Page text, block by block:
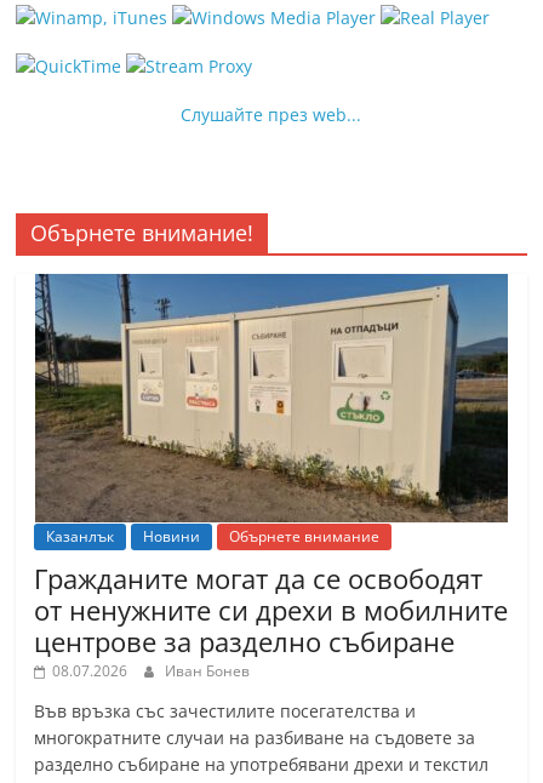
Слушайте през web...
Обърнете внимание!
Казанлък Новини Обърнете внимание
Гражданите могат да се освободят
от ненужните си дрехи в мобилните
центрове за разделно събиране
08.07.2026 Иван Бонев
Във връзка със зачестилите посегателства и
многократните случаи на разбиване на съдовете за
разделно събиране на употребявани дрехи и текстил